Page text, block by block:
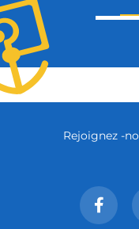
Rejoignez -